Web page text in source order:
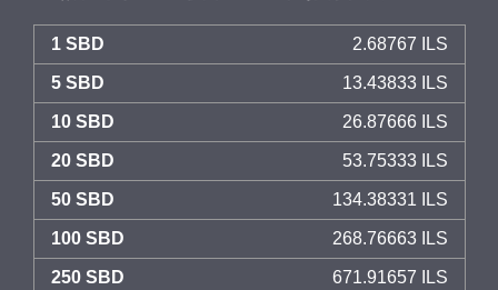
1 SBD 2.68767 ILS
5 SBD 13.43833 ILS
10 SBD 26.87666 ILS
20 SBD 53.75333 ILS
50 SBD 134.38331 ILS
100 SBD 268.76663 ILS
250 SBD 671.91657 ILS